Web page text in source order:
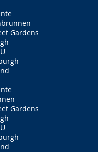
Gardens
Gardens